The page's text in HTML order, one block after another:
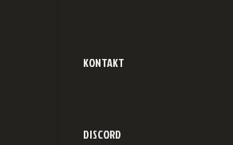
KONTAKT
DISCORD